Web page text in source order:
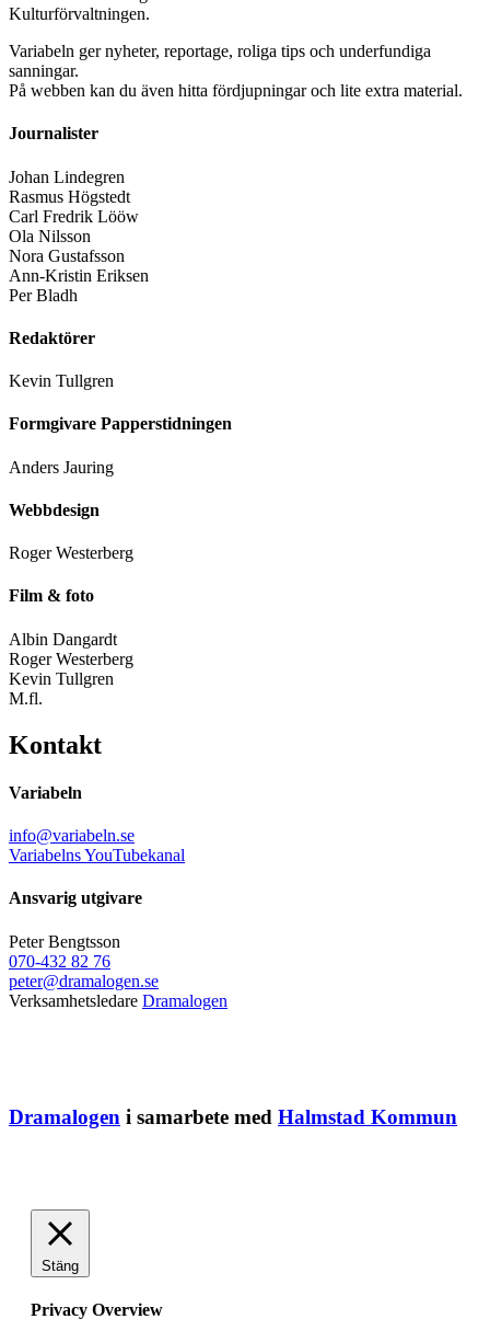
Kulturförvaltningen.
Variabeln ger nyheter, reportage, roliga tips och underfundiga
sanningar.
På webben kan du även hitta fördjupningar och lite extra material.
Journalister
Johan Lindegren
Rasmus Högstedt
Carl Fredrik Lööw
Ola Nilsson
Nora Gustafsson
Ann-Kristin Eriksen
Per Bladh
Redaktörer
Kevin Tullgren
Formgivare Papperstidningen
Anders Jauring
Webbdesign
Roger Westerberg
Film & foto
Albin Dangardt
Roger Westerberg
Kevin Tullgren
M.fl.
Kontakt
Variabeln
info@variabeln.se
Variabelns YouTubekanal
Ansvarig utgivare
Peter Bengtsson
070-432 82 76
peter@dramalogen.se
Verksamhetsledare Dramalogen
Dramalogen i samarbete med Halmstad Kommun
Stäng
Privacy Overview